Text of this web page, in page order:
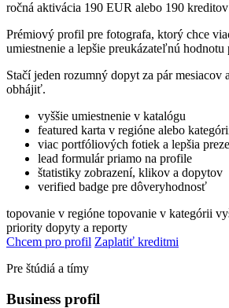
ročná aktivácia 190 EUR alebo 190 kreditov
Prémiový profil pre fotografa, ktorý chce
umiestnenie a lepšie preukázateľnú hodnotu
Stačí jeden rozumný dopyt za pár mesiacov
obhájiť.
vyššie umiestnenie v katalógu
featured karta v regióne alebo
viac portfóliových fotiek a lepšia
lead formulár priamo na profile
štatistiky zobrazení, klikov a dopytov
verified badge pre dôveryhodnosť
topovanie v regióne topovanie v kategórii
priority dopyty a reporty
Chcem pro profil Zaplatiť kreditmi
Pre štúdiá a tímy
Business profil